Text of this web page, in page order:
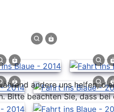
andere uns helfen,
Bitte beachten Sie, dass